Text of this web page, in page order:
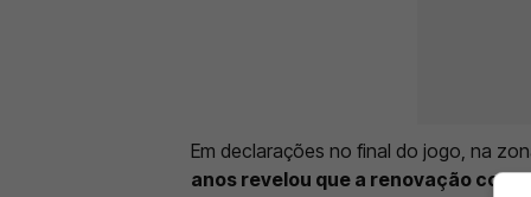
Em declarações no final do jogo, na
anos revelou que a renovação com